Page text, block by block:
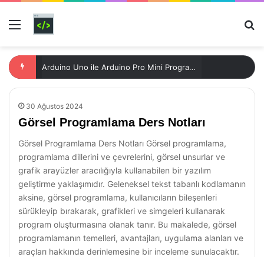
Menü
Arduino Uno ile Arduino Pro Mini Programlama Rehberi
30 Ağustos 2024
Görsel Programlama Ders Notları
Görsel Programlama Ders Notları Görsel programlama,
programlama dillerini ve çevrelerini, görsel unsurlar ve
grafik arayüzler aracılığıyla kullanabilen bir yazılım
geliştirme yaklaşımıdır. Geleneksel tekst tabanlı kodlamanın
aksine, görsel programlama, kullanıcıların bileşenleri
sürükleyip bırakarak, grafikleri ve simgeleri kullanarak
program oluşturmasına olanak tanır. Bu makalede, görsel
programlamanın temelleri, avantajları, uygulama alanları ve
araçları hakkında derinlemesine bir inceleme sunulacaktır.